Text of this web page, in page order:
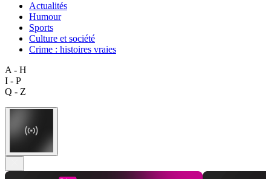
Actualités
Humour
Sports
Culture et société
Crime : histoires vraies
A - H
I - P
Q - Z